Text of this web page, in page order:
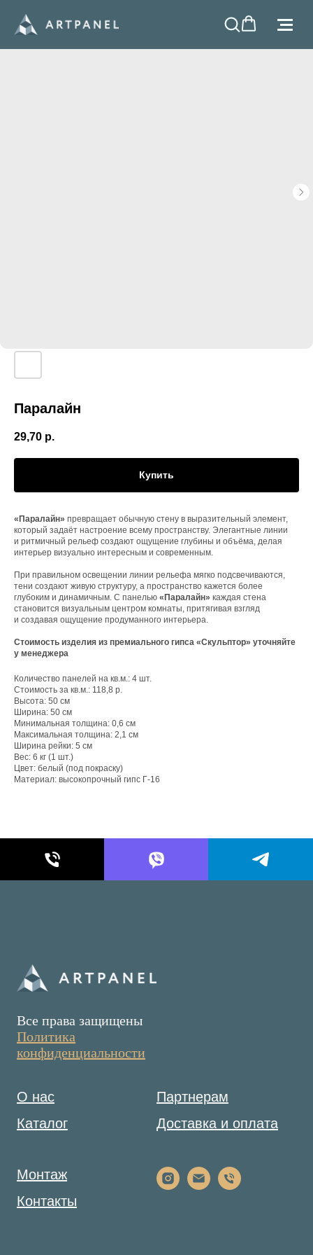
Паралайн
29,70 р.
Купить
«Паралайн» превращает обычную стену в выразительный элемент,
который задаёт настроение всему пространству. Элегантные линии
и ритмичный рельеф создают ощущение глубины и объёма, делая
интерьер визуально интересным и современным.
При правильном освещении линии рельефа мягко подсвечиваются,
тени создают живую структуру, а пространство кажется более
глубоким и динамичным. С панелью «Паралайн» каждая стена
становится визуальным центром комнаты, притягивая взгляд
и создавая ощущение продуманного интерьера.
Стоимость изделия из премиального гипса «Скульптор» уточняйте
у менеджера
Количество панелей на кв.м.: 4 шт.
Стоимость за кв.м.: 118,8 р.
Высота: 50 см
Ширина: 50 см
Минимальная толщина: 0,6 см
Максимальная толщина: 2,1 см
Ширина рейки: 5 см
Вес: 6 кг (1 шт.)
Цвет: белый (под покраску)
Материал: высокопрочный гипс Г-16
Все права защищены
Политика
конфиденциальности
О нас
Каталог
Партнерам
Доставка и оплата
Монтаж
Контакты